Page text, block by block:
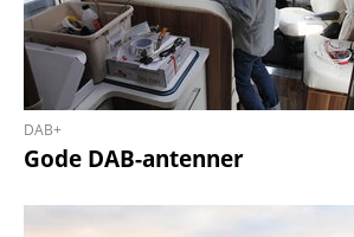
DAB+
Gode DAB-antenner